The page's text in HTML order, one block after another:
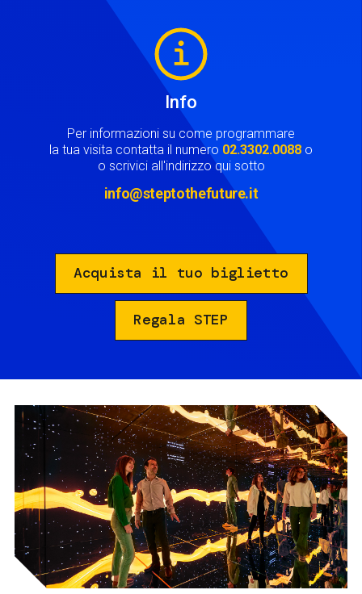
Info
Per informazioni su come programmare
la tua visita contatta il numero 02.3302.0088 o
o scrivici all'indirizzo qui sotto
info@steptothefuture.it
Acquista il tuo biglietto
Regala STEP